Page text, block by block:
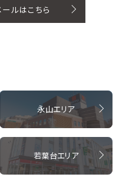
ルはこちら
永山エリア
若葉台エリア